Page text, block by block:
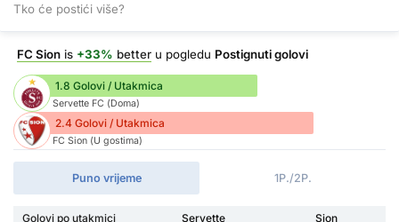
Tko će postići više?
FC Sion is +33% better u pogledu Postignuti golovi
1.8 Golovi / Utakmica
Servette FC (Doma)
2.4 Golovi / Utakmica
FC Sion (U gostima)
Puno vrijeme 1P./2P.
Golovi po utakmici Servette Sion